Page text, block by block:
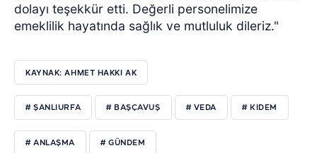
dolayı teşekkür etti. Değerli personelimize
emeklilik hayatında sağlık ve mutluluk dileriz."
KAYNAK: AHMET HAKKI AK
# ŞANLIURFA # BAŞÇAVUŞ # VEDA # KIDEM
# ANLAŞMA # GÜNDEM